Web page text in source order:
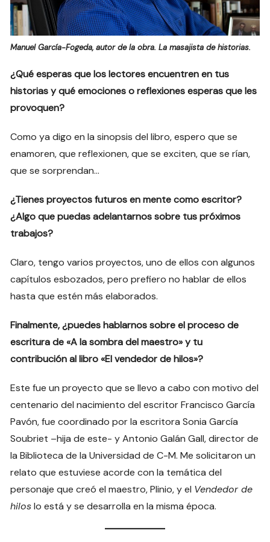
Manuel García-Fogeda, autor de la obra. La masajista de historias.
¿Qué esperas que los lectores encuentren en tus
historias y qué emociones o reflexiones esperas que les
provoquen?
Como ya digo en la sinopsis del libro, espero que se
enamoren, que reflexionen, que se exciten, que se rían,
que se sorprendan…
¿Tienes proyectos futuros en mente como escritor?
¿Algo que puedas adelantarnos sobre tus próximos
trabajos?
Claro, tengo varios proyectos, uno de ellos con algunos
capítulos esbozados, pero prefiero no hablar de ellos
hasta que estén más elaborados.
Finalmente, ¿puedes hablarnos sobre el proceso de
escritura de «A la sombra del maestro» y tu
contribución al libro «El vendedor de hilos»?
Este fue un proyecto que se llevo a cabo con motivo del
centenario del nacimiento del escritor Francisco García
Pavón, fue coordinado por la escritora Sonia García
Soubriet –hija de este- y Antonio Galán Gall, director de
la Biblioteca de la Universidad de C-M. Me solicitaron un
relato que estuviese acorde con la temática del
personaje que creó el maestro, Plinio, y el Vendedor de
hiloslo está y se desarrolla en la misma época.